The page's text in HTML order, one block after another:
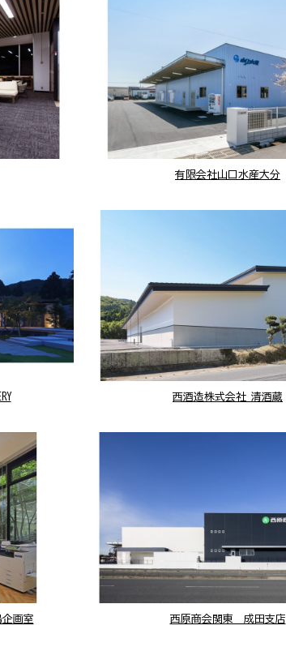
有限会社山口水産大分
西酒造株式会社 清酒蔵
画室 西原商会関東 成田支店